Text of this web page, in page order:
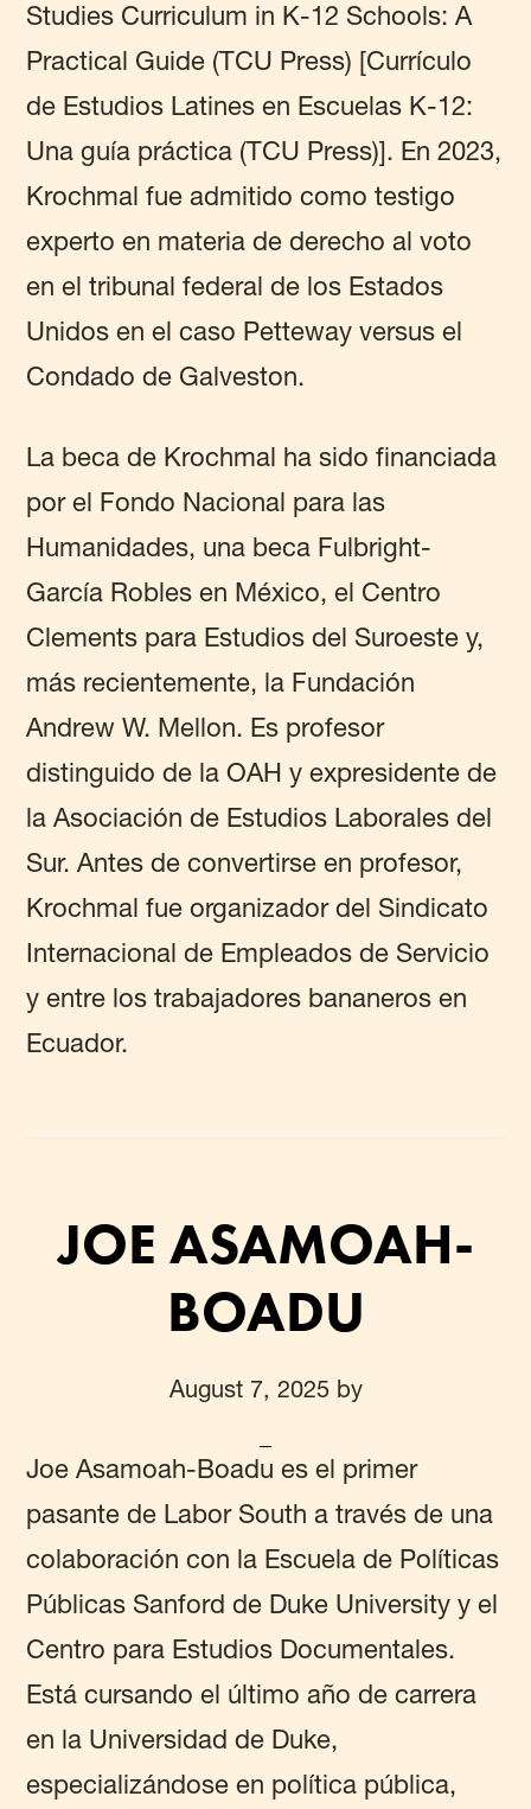
Studies Curriculum in K-12 Schools: A
Practical Guide (TCU Press) [Currículo
de Estudios Latines en Escuelas K-12:
Una guía práctica (TCU Press)]. En 2023,
Krochmal fue admitido como testigo
experto en materia de derecho al voto
en el tribunal federal de los Estados
Unidos en el caso Petteway versus el
Condado de Galveston.
La beca de Krochmal ha sido financiada
por el Fondo Nacional para las
Humanidades, una beca Fulbright-
García Robles en México, el Centro
Clements para Estudios del Suroeste y,
más recientemente, la Fundación
Andrew W. Mellon. Es profesor
distinguido de la OAH y expresidente de
la Asociación de Estudios Laborales del
Sur. Antes de convertirse en profesor,
Krochmal fue organizador del Sindicato
Internacional de Empleados de Servicio
y entre los trabajadores bananeros en
Ecuador.
JOE ASAMOAH-
BOADU
August 7, 2025by
Joe Asamoah-Boadu es el primer
pasante de Labor South a través de una
colaboración con la Escuela de Políticas
Públicas Sanford de Duke University y el
Centro para Estudios Documentales.
Está cursando el último año de carrera
en la Universidad de Duke,
especializándose en política pública,